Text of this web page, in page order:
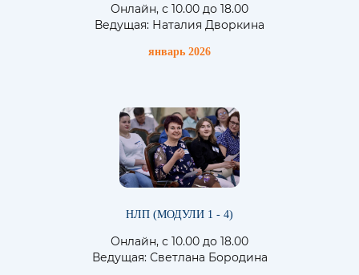
Онлайн, с 10.00 до 18.00
Ведущая: Наталия Дворкина
январь 2026
НЛП (МОДУЛИ 1 - 4)
Онлайн, с 10.00 до 18.00
Ведущая: Светлана Бородина